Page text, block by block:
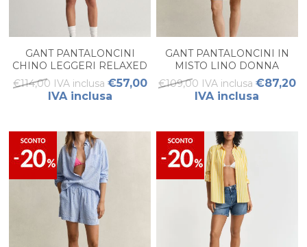
GANT PANTALONCINI
CHINO LEGGERI RELAXED
FIT DONNA
€114,00 IVA inclusa €57,00
IVA inclusa
GANT PANTALONCINI IN
MISTO LINO DONNA
€109,00 IVA inclusa €87,20
IVA inclusa